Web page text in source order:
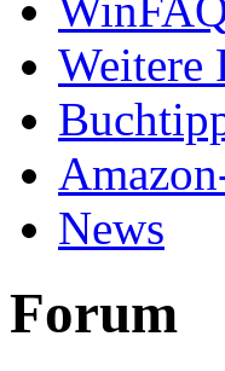
Weitere
News
Forum